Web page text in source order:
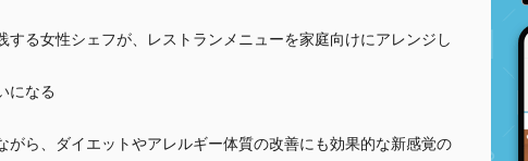
する女性シェフが、レストランメニューを家庭向けにアレンジし
になる
がら、ダイエットやアレルギー体質の改善にも効果的な新感覚の